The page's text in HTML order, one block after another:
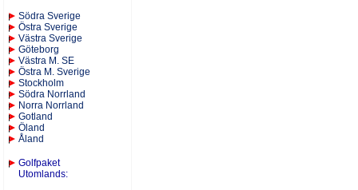
Södra Sverige
Östra Sverige
Västra Sverige
Göteborg
Västra M. SE
Östra M. Sverige
Stockholm
Södra Norrland
Norra Norrland
Gotland
Öland
Åland
Golfpaket
Utomlands: